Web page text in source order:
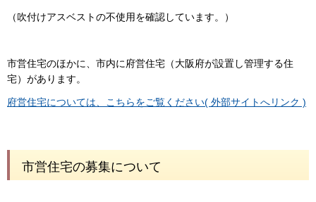
（吹付けアスベストの不使用を確認しています。）
市営住宅のほかに、市内に府営住宅（大阪府が設置し管理する住
宅）があります。
府営住宅については、こちらをご覧ください( 外部サイトへリンク )
市営住宅の募集について